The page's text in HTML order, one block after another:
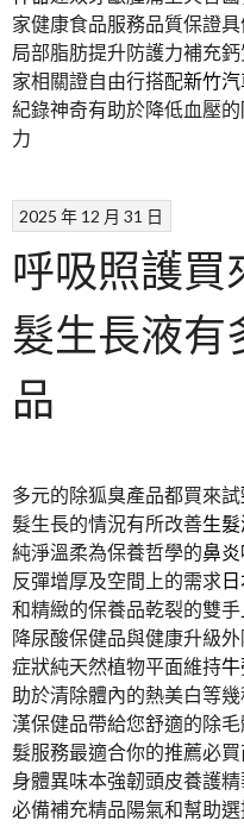
家健康食品服務品質保證
局部脂肪提升防護力補充
家相關證自由行搭配新竹
紀錄神奇有助於降低血壓的
力
2025 年 12 月 31 日
呼吸照護買
髮生長液有
品
多元的除狐臭產品都買來試
髮生長的情況有所改善生
純淨溫柔為保養哲學的鼻
反彈增厚及空間上的需求
和精緻的保養品乾裂的雙手
降尿酸保健品與健康升級
症狀純天然植物平面維持
助於清除體內的熱美白等
漢保健品帶給您舒適的除
髮服務最適合你的推薦必買
身體異味本強韌頭皮養護精
必備補充精品陽氣和幫助選